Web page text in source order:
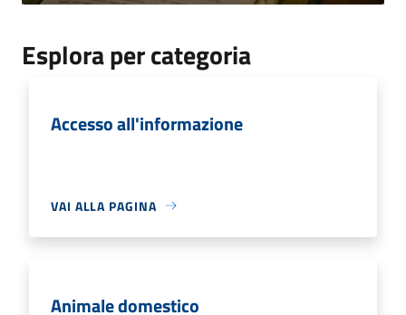
Esplora per categoria
Accesso all'informazione
VAI ALLA PAGINA
Animale domestico